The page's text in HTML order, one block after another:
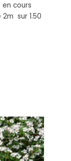
cours
sur 1.50